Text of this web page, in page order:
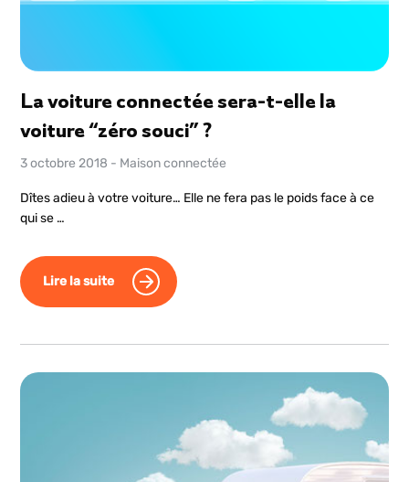
La voiture connectée sera-t-elle la
voiture “zéro souci” ?
3 octobre 2018 - Maison connectée
Dîtes adieu à votre voiture… Elle ne fera pas le poids face à ce
qui se …
Lire la suite